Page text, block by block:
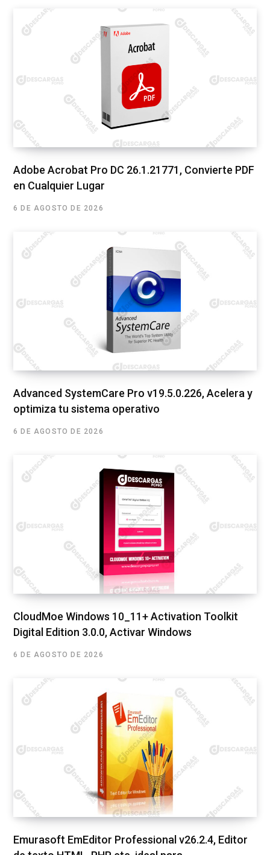
Adobe Acrobat Pro DC 26.1.21771, Convierte PDF
en Cualquier Lugar
6 DE AGOSTO DE 2026
Advanced SystemCare Pro v19.5.0.226, Acelera y
optimiza tu sistema operativo
6 DE AGOSTO DE 2026
CloudMoe Windows 10_11+ Activation Toolkit
Digital Edition 3.0.0, Activar Windows
6 DE AGOSTO DE 2026
Emurasoft EmEditor Professional v26.2.4, Editor